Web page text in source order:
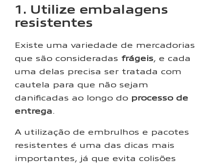
1. Utilize embalagens
resistentes
Existe uma variedade de mercadorias
que são consideradas frágeis , e cada
uma delas precisa ser tratada com
cautela para que não sejam
danificadas ao longo do processo de
entrega
A utilização de embrulhos e pacotes
resistentes é uma das dicas mais
importantes, já que evita colisões